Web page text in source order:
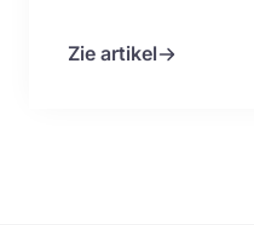
Zie artikel